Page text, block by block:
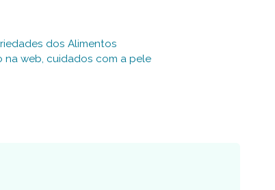
dos Alimentos
na web, cuidados com a pele